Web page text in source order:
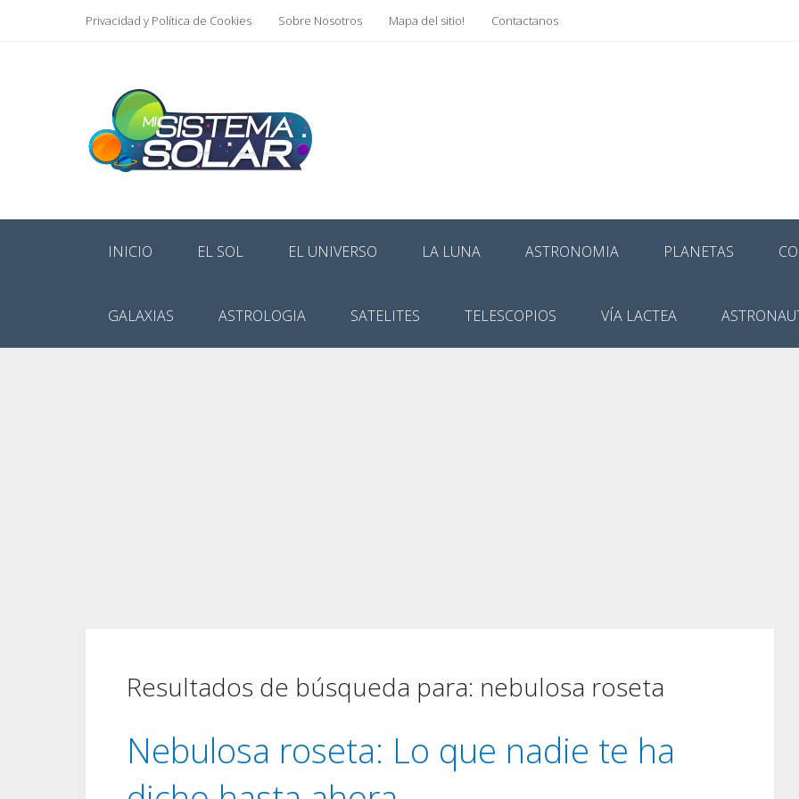
Privacidad y Política de Cookies Sobre Nosotros Mapa del sitio! Contactanos
INICIO EL SOL EL UNIVERSO LA LUNA ASTRONOMIA PLANETAS
GALAXIAS ASTROLOGIA SATELITES TELESCOPIOS VÍA LACTEA
Resultados de búsqueda para: nebulosa roseta
Nebulosa roseta: Lo que nadie te ha